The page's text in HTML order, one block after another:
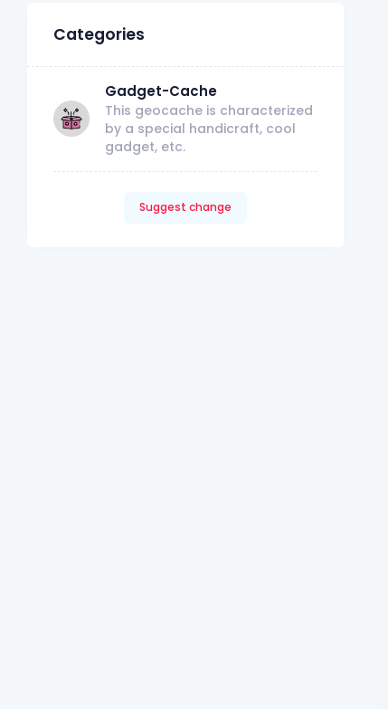
Categories
Gadget-Cache
This geocache is characterized
by a special handicraft, cool
gadget, etc.
Suggest change